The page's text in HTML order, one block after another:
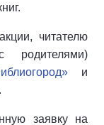
читателю
родителями)
и
заявку на